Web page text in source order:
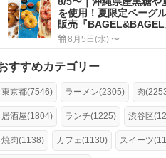
を使用！夏限定ベーグ
販売『BAGEL&BAGEL
8月5日(水) 〜
すすめカテゴリー
東京都(7546) ラーメン(2305) 肉
居酒屋(1804) ランチ(1225) 渋谷区
焼肉(1138) カフェ(1130) スイーツ